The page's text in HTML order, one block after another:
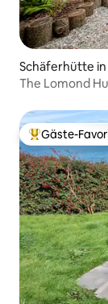
Schäferhütte
The Lomond
Beliebter
Gäste-